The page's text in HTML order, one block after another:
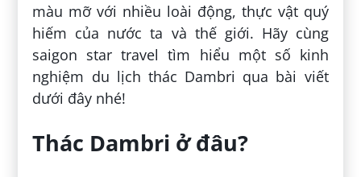
màu mỡ với nhiều loài động, thực vật quý
hiếm của nước ta và thế giới. Hãy cùng
saigon star travel tìm hiểu một số kinh
nghiệm du lịch thác Dambri qua bài viết
dưới đây nhé!
Thác Dambri ở đâu?